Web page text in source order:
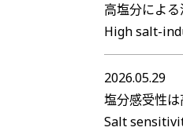
高塩分によ
High salt-
2026.05.29
塩分感受性
Salt